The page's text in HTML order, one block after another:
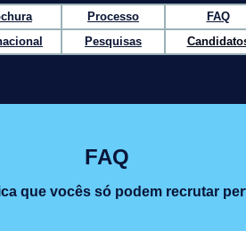
Processo FAQ
Pesquisas
FAQ
que vocês só podem recrutar